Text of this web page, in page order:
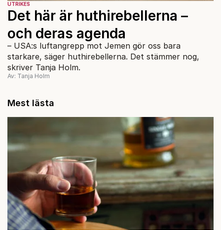
UTRIKES
Det här är huthirebellerna –
och deras agenda
– USA:s luftangrepp mot Jemen gör oss bara
starkare, säger huthirebellerna. Det stämmer nog,
skriver Tanja Holm.
Av: Tanja Holm
Mest lästa